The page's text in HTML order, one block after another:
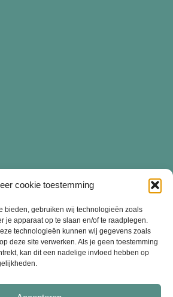
cookie toestemming
bieden, gebruiken wij technologieën zoals
je apparaat op te slaan en/of te raadplegen.
technologieën kunnen wij gegevens zoals
deze site verwerken. Als je geen toestemming
kan dit een nadelige invloed hebben op